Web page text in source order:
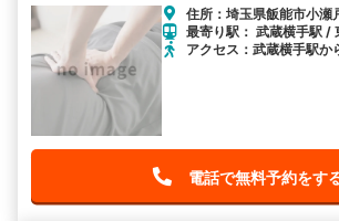
住所：埼玉県飯能市小
最寄り駅： 武蔵横手駅 /
アクセス：武蔵横手駅か
電話で無料予約をす